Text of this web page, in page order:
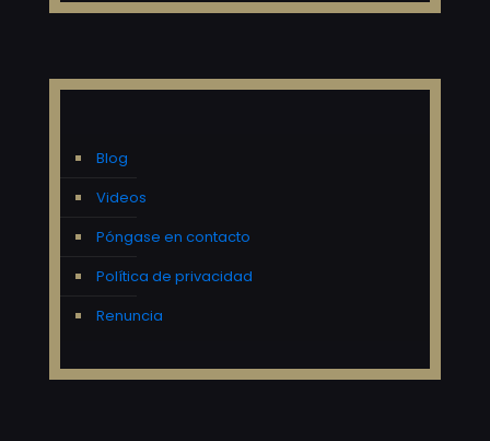
Blog
Videos
Póngase en contacto
Política de privacidad
Renuncia